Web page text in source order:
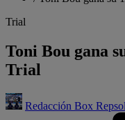
Trial
Toni Bou gana
Trial
Redacción Box Repsol